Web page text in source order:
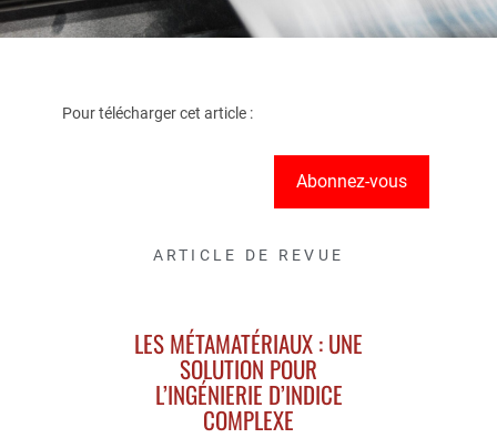
Pour télécharger cet article :
Abonnez-vous
ARTICLE DE REVUE
LES MÉTAMATÉRIAUX : UNE
SOLUTION POUR
L’INGÉNIERIE D’INDICE
COMPLEXE